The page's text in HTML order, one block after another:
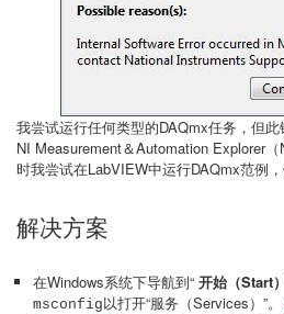
我尝试运行任何类型的DAQmx任务，但
NI Measurement＆Automation Explorer
时我尝试在LabVIEW中运行DAQmx范例
解决方案
在Windows系统下导航到“ 开始（Start
msconfig以打开“服务（Services）”。